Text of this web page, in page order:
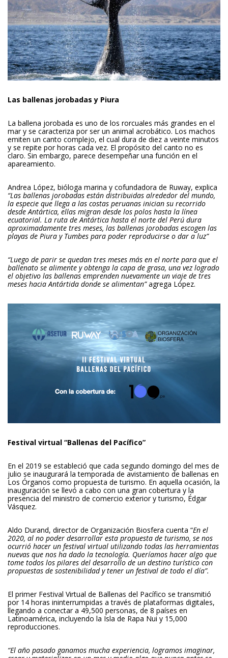
Las ballenas jorobadas y Piura
La ballena jorobada es uno de los rorcuales más grandes en el
mar y se caracteriza por ser un animal acrobático. Los machos
emiten un canto complejo, el cual dura de diez a veinte minutos
y se repite por horas cada vez. El propósito del canto no es
claro. Sin embargo, parece desempeñar una función en el
apareamiento.
Andrea López, bióloga marina y cofundadora de Ruway, explica
“Las ballenas jorobadas están distribuidas alrededor del mundo,
la especie que llega a las costas peruanas inician su recorrido
desde Antártica, ellas migran desde los polos hasta la línea
ecuatorial. La ruta de Antártica hasta el norte del Perú dura
aproximadamente tres meses, las ballenas jorobadas escogen las
playas de Piura y Tumbes para poder reproducirse o dar a luz”
“Luego de parir se quedan tres meses más en el norte para que el
ballenato se alimente y obtenga la capa de grasa, una vez logrado
el objetivo las ballenas emprenden nuevamente un viaje de tres
meses hacia Antártida donde se alimentan”agrega López.
Festival virtual “Ballenas del Pacífico”
En el 2019 se estableció que cada segundo domingo del mes de
julio se inaugurará la temporada de avistamiento de ballenas en
Los Órganos como propuesta de turismo. En aquella ocasión, la
inauguración se llevó a cabo con una gran cobertura y la
presencia del ministro de comercio exterior y turismo, Édgar
Vásquez.
Aldo Durand, director de Organización Biosfera cuenta “En el
2020, al no poder desarrollar esta propuesta de turismo, se nos
ocurrió hacer un festival virtual utilizando todas las herramientas
nuevas que nos ha dado la tecnología. Queríamos hacer algo que
tome todos los pilares del desarrollo de un destino turístico con
propuestas de sostenibilidad y tener un festival de todo el día”.
El primer Festival Virtual de Ballenas del Pacífico se transmitió
por 14 horas ininterrumpidas a través de plataformas digitales,
llegando a conectar a 49,500 personas, de 8 países en
Latinoamérica, incluyendo la Isla de Rapa Nui y 15,000
reproducciones.
“El año pasado ganamos mucha experiencia, logramos imaginar,